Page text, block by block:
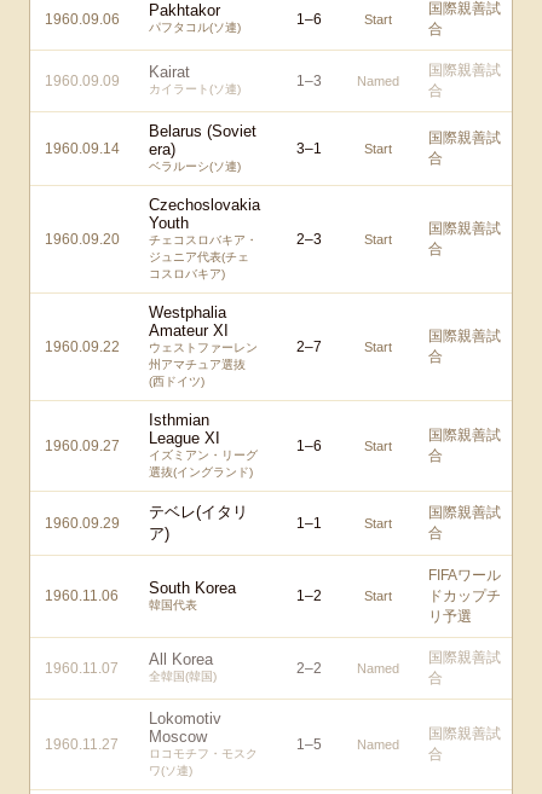
1960.09.06 Pakhtakor
パフタコル(ソ連) 1–6 Start
国際親善試
合
1960.09.09 Kairat
カイラート(ソ連) 1–3 Named
国際親善試
合
1960.09.14
Belarus (Soviet
era)
ベラルーシ(ソ連)
3–1 Start
国際親善試
合
1960.09.20
Czechoslovakia
Youth
チェコスロバキア・
ジュニア代表(チェ
コスロバキア)
2–3 Start
国際親善試
合
1960.09.22
Westphalia
Amateur XI
ウェストファーレン
州アマチュア選抜
(西ドイツ)
2–7 Start
国際親善試
合
1960.09.27
Isthmian
League XI
イズミアン・リーグ
選抜(イングランド)
1–6 Start
国際親善試
合
1960.09.29
テベレ(イタリ
ア)
1–1 Start
国際親善試
合
1960.11.06 South Korea
韓国代表
1–2 Start
FIFAワール
ドカップチ
リ予選
1960.11.07 All Korea
全韓国(韓国) 2–2 Named
国際親善試
合
1960.11.27
Lokomotiv
Moscow
ロコモチフ・モスク
ワ(ソ連)
1–5 Named
国際親善試
合